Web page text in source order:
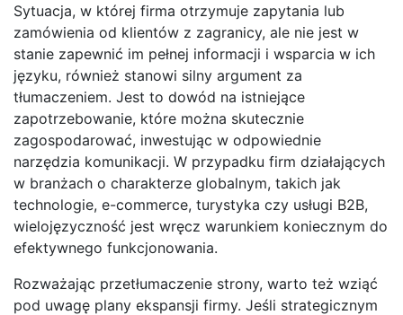
Sytuacja, w której firma otrzymuje zapytania lub
zamówienia od klientów z zagranicy, ale nie jest w
stanie zapewnić im pełnej informacji i wsparcia w ich
języku, również stanowi silny argument za
tłumaczeniem. Jest to dowód na istniejące
zapotrzebowanie, które można skutecznie
zagospodarować, inwestując w odpowiednie
narzędzia komunikacji. W przypadku firm działających
w branżach o charakterze globalnym, takich jak
technologie, e-commerce, turystyka czy usługi B2B,
wielojęzyczność jest wręcz warunkiem koniecznym do
efektywnego funkcjonowania.
Rozważając przetłumaczenie strony, warto też wziąć
pod uwagę plany ekspansji firmy. Jeśli strategicznym